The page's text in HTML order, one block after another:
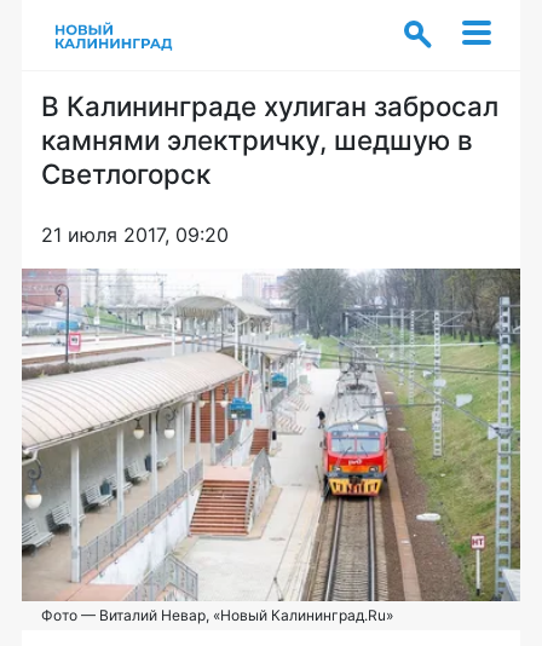
В Калининграде хулиган забросал
камнями электричку, шедшую в
Светлогорск
21 июля 2017, 09:20
Фото — Виталий Невар, «Новый Калининград.Ru»